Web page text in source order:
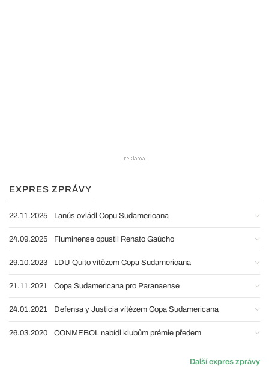
EXPRES ZPRÁVY
22.11.2025 Lanús ovládl Copu Sudamericana
24.09.2025 Fluminense opustil Renato Gaúcho
29.10.2023 LDU Quito vítězem Copa Sudamericana
21.11.2021 Copa Sudamericana pro Paranaense
24.01.2021 Defensa y Justicia vítězem Copa Sudamericana
26.03.2020 CONMEBOL nabídl klubům prémie předem
Další expres zprávy